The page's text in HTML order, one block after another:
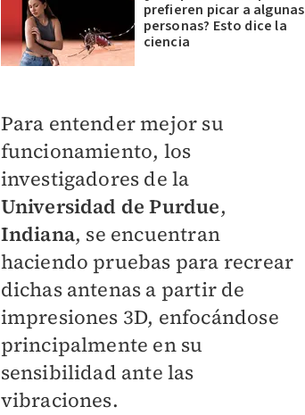
prefieren picar a algunas
personas? Esto dice la
ciencia
Para entender mejor su
funcionamiento, los
investigadores de la
Universidad de Purdue,
Indiana, se encuentran
haciendo pruebas para recrear
dichas antenas a partir de
impresiones 3D, enfocándose
principalmente en su
sensibilidad ante las
vibraciones.